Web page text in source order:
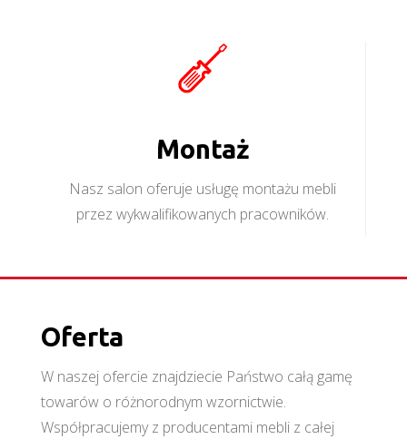
Montaż
Nasz salon oferuje usługę montażu mebli
przez wykwalifikowanych pracowników.
Oferta
W naszej ofercie znajdziecie Państwo całą gamę
towarów o różnorodnym wzornictwie.
Współpracujemy z producentami mebli z całej